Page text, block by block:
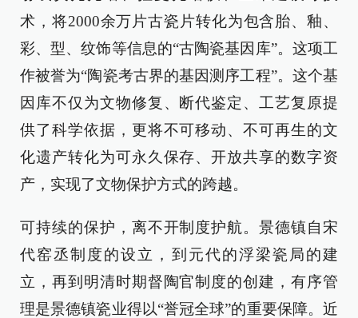
术，将2000余万片古瓷片转化为包含胎、釉、
彩、型、纹饰等信息的“古陶瓷基因库”。这项工
作被誉为“陶瓷考古界的基因测序工程”。这个基
因库不仅为文物修复、断代鉴定、工艺复原提
供了科学依据，更将不可移动、不可再生的文
化遗产转化为可永久保存、开放共享的数字资
产，实现了文物保护方式的跨越。
可持续的保护，离不开制度护航。景德镇自宋
代窑丞制度的设立，到元代的浮梁瓷局的建
立，再到明清时期督陶官制度的创建，有序管
理是景德镇瓷业得以“誉冠全球”的重要保障。近